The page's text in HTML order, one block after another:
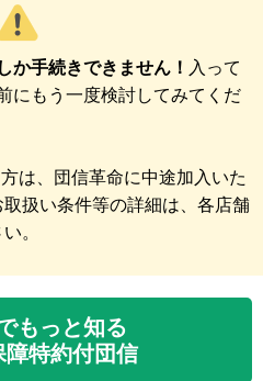
か手続きできません！ 入って
にもう一度検討してみてくだ
は、団信革命に中途加入いた
扱い条件等の詳細は、各店舗
。
もっと知る
障特約付団信